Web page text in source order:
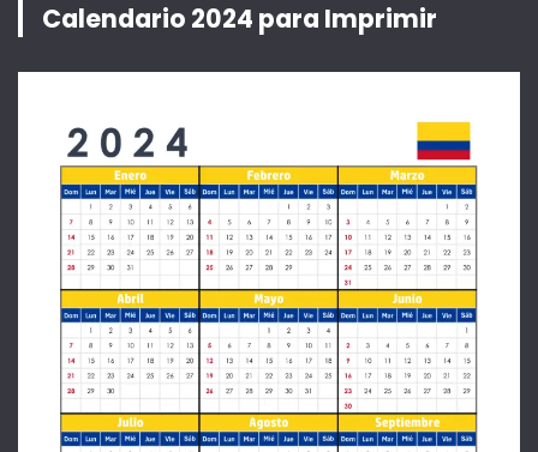
Calendario 2024 para Imprimir